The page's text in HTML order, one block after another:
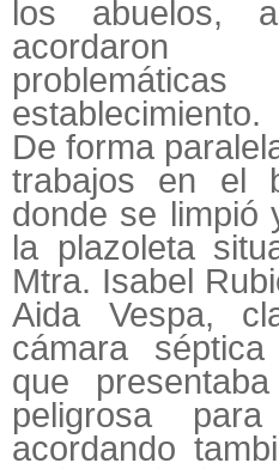
los abuelos,
establecimiento.
De forma
trabajos en el
donde se limpió
la plazoleta
Mtra. Isabel
Aida Vespa,
cámara
que
peligrosa
acordando